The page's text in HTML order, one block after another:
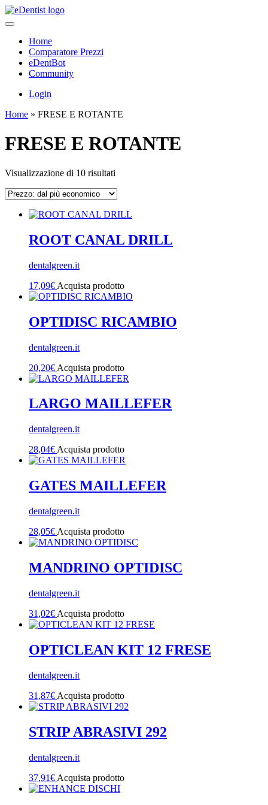
Home
Comparatore Prezzi
eDentBot
Community
Login
Home » FRESE E ROTANTE
FRESE E ROTANTE
Visualizzazione di 10 risultati
ROOT CANAL DRILL
dentalgreen.it
17,09€ Acquista prodotto
OPTIDISC RICAMBIO
dentalgreen.it
20,20€ Acquista prodotto
LARGO MAILLEFER
dentalgreen.it
28,04€ Acquista prodotto
GATES MAILLEFER
dentalgreen.it
28,05€ Acquista prodotto
MANDRINO OPTIDISC
dentalgreen.it
31,02€ Acquista prodotto
OPTICLEAN KIT 12 FRESE
dentalgreen.it
31,87€ Acquista prodotto
STRIP ABRASIVI 292
dentalgreen.it
37,91€ Acquista prodotto